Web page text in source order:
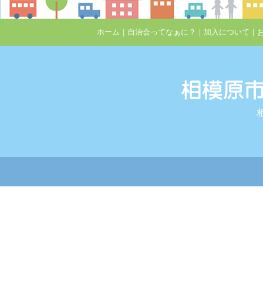
ホーム ｜ 自治会ってなぁに？ ｜ 加入について ｜